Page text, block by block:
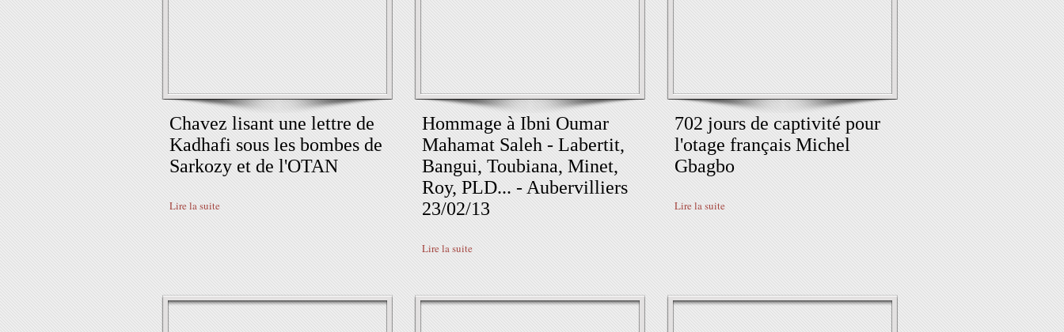
Chavez lisant une lettre de
Kadhafi sous les bombes de
Sarkozy et de l'OTAN
Lire la suite
Hommage à Ibni Oumar
Mahamat Saleh - Labertit,
Bangui, Toubiana, Minet,
Roy, PLD... - Aubervilliers
23/02/13
Lire la suite
702 jours de captivité pour
l'otage français Michel
Gbagbo
Lire la suite